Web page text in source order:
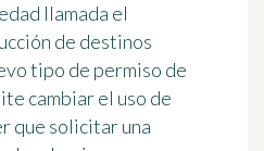
llamada el
de destinos
tipo de permiso de
cambiar el uso de
que solicitar una